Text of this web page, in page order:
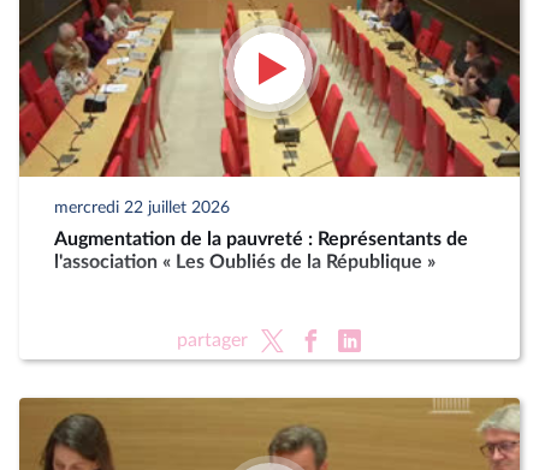
mercredi 22 juillet 2026
Augmentation de la pauvreté : Représentants de
l'association « Les Oubliés de la République »
partager